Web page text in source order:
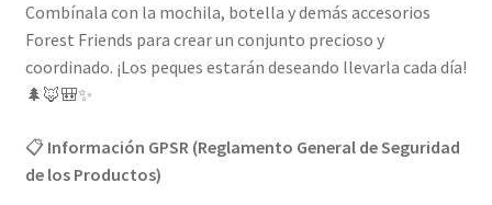
Combínala con la mochila, botella y demás accesorios
Forest Friends para crear un conjunto precioso y
coordinado. ¡Los peques estarán deseando llevarla cada día!
🌲🦊🎒✨
📋 Información GPSR (Reglamento General de Seguridad
de los Productos)